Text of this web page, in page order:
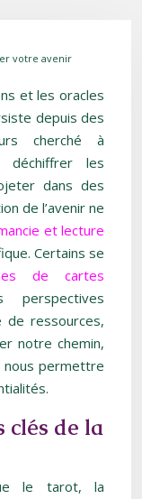
votre avenir
et les oracles
depuis des
cherché à
déchiffrer les
dans des
de l’avenir ne
et lecture
Certains se
de cartes
ressources,
notre chemin,
nous permettre
clés de la
le tarot, la